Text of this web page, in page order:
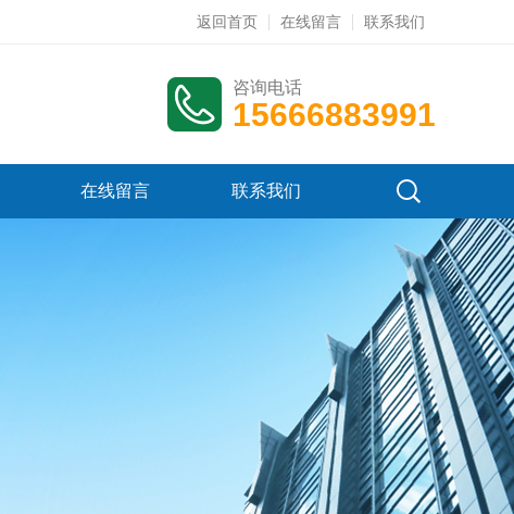
返回首页 在线留言 联系我们
咨询电话
15666883991
在线留言 联系我们